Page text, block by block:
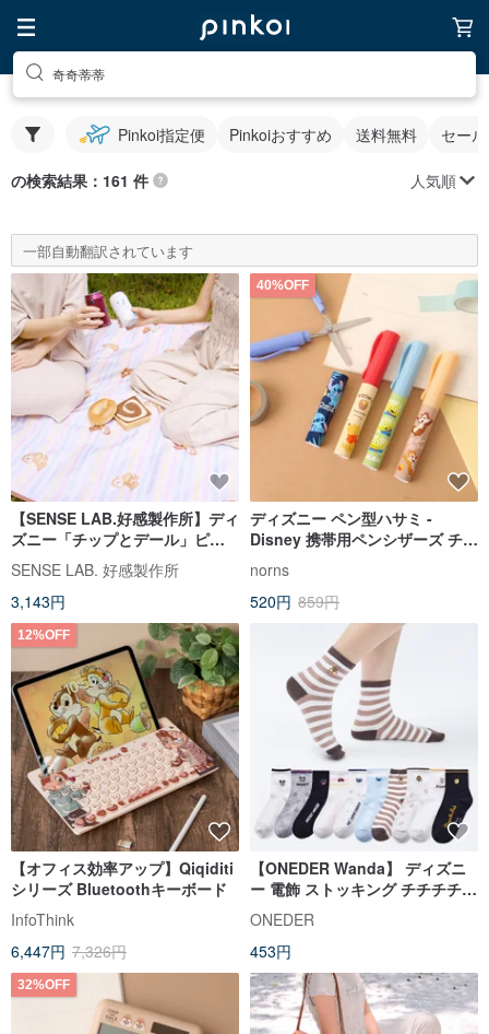
奇奇蒂蒂
Pinkoi指定便 Pinkoiおすすめ 送料無料 セー
の検索結果：161 件 人気順
一部自動翻訳されています
【SENSE LAB.好感製作所】ディ
ズニー「チップとデール」ピス
タチオ多目的ピクニックマット
SENSE LAB. 好感製作所
3,143円
40%OFF
ディズニー ペン型ハサミ -
Disney 携帯用ペンシザーズ チチ
プーさん
norns
520円 859円
12%OFF
【オフィス効率アップ】Qiqiditi
シリーズ Bluetoothキーボード
InfoThink
6,447円 7,326円
【ONEDER Wanda】 ディズニ
ー 電飾 ストッキング チチチチ
くまのプーさん レディース 靴下
台湾靴下
ONEDER
453円
32%OFF